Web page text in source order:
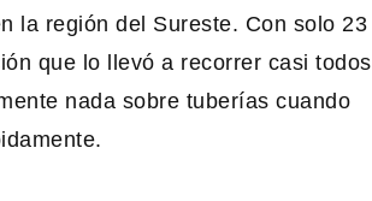
la región del Sureste. Con solo 23
que lo llevó a recorrer casi todos
nada sobre tuberías cuando